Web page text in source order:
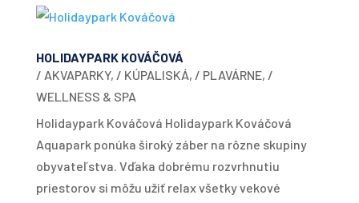
HOLIDAYPARK KOVÁČOVÁ
/ AKVAPARKY, / KÚPALISKÁ, / PLAVÁRNE, /
WELLNESS & SPA
Holidaypark Kováčová Holidaypark Kováčová
Aquapark ponúka široký záber na rôzne skupiny
obyvateľstva. Vďaka dobrému rozvrhnutiu
priestorov si môžu užiť relax všetky vekové